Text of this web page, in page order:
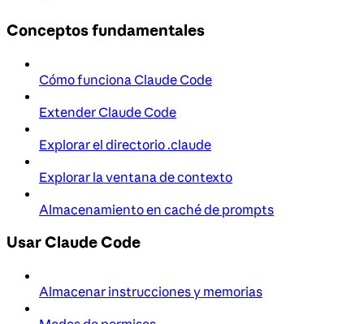
Conceptos fundamentales
Cómo funciona Claude Code
Extender Claude Code
Explorar el directorio .claude
Explorar la ventana de contexto
Almacenamiento en caché de prompts
Usar Claude Code
Almacenar instrucciones y memorias